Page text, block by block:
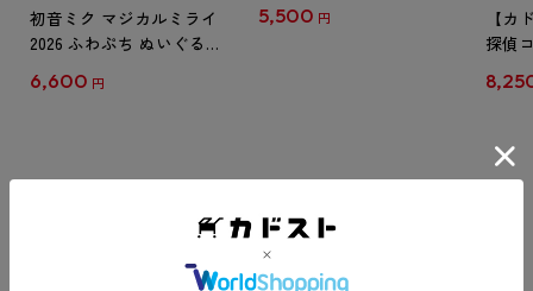
初音ミク マジカルミライ
2026 ふわぷち ぬいぐるみ
6,600 円
5,500 円
【カ
探偵
クリ